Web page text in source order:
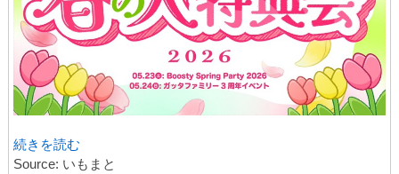
続きを読む
Source: いもまと